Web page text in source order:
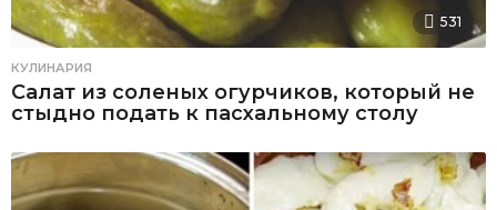
531
КУЛИНАРИЯ
Салат из соленых огурчиков, который не
стыдно подать к пасхальному столу